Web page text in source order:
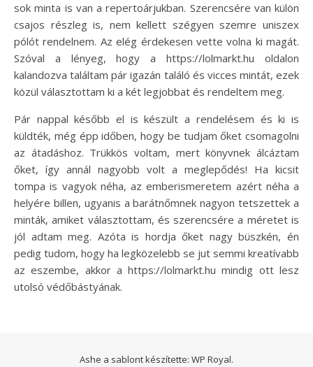
sok minta is van a repertoárjukban. Szerencsére van külön
csajos részleg is, nem kellett szégyen szemre uniszex
pólót rendelnem. Az elég érdekesen vette volna ki magát.
Szóval a lényeg, hogy a https://lolmarkt.hu oldalon
kalandozva találtam pár igazán találó és vicces mintát, ezek
közül választottam ki a két legjobbat és rendeltem meg.
Pár nappal később el is készült a rendelésem és ki is
küldték, még épp időben, hogy be tudjam őket csomagolni
az átadáshoz. Trükkös voltam, mert könyvnek álcáztam
őket, így annál nagyobb volt a meglepődés! Ha kicsit
tompa is vagyok néha, az emberismeretem azért néha a
helyére billen, ugyanis a barátnőmnek nagyon tetszettek a
minták, amiket választottam, és szerencsére a méretet is
jól adtam meg. Azóta is hordja őket nagy büszkén, én
pedig tudom, hogy ha legközelebb se jut semmi kreatívabb
az eszembe, akkor a https://lolmarkt.hu mindig ott lesz
utolsó védőbástyának.
Ashe a sablont készítette: WP Royal.